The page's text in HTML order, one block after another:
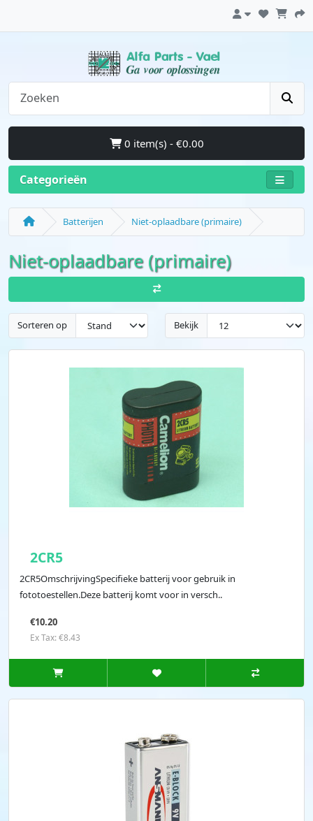
0 item(s) - €0.00
Categorieën
Batterijen Niet-oplaadbare (primaire)
Niet-oplaadbare (primaire)
Sorteren op Bekijk
2CR5
2CR5OmschrijvingSpecifieke batterij voor gebruik in
fototoestellen.Deze batterij komt voor in versch..
€10.20
Ex Tax: €8.43